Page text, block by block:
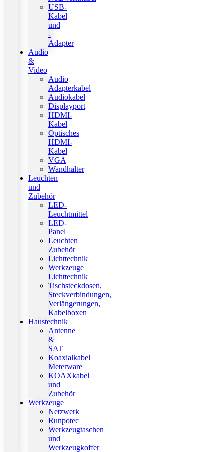
USB-
Kabel
und
-
Adapter
Audio
&
Video
Audio
Adapterkabel
Audiokabel
Displayport
HDMI-
Kabel
Optisches
HDMI-
Kabel
VGA
Wandhalter
Leuchten
und
Zubehör
LED-
Leuchtmittel
LED-
Panel
Leuchten
Zubehör
Lichttechnik
Werkzeuge
Lichttechnik
Tischsteckdosen,
Steckverbindungen,
Verlängerungen,
Kabelboxen
Haustechnik
Antenne
&
SAT
Koaxialkabel
Meterware
KOAXkabel
und
Zubehör
Werkzeuge
Netzwerk
Runpotec
Werkzeugtaschen
und
Werkzeugkoffer